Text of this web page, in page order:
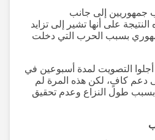
تصويت 4 نواب جمهوريين إلى جانب
على أنها تشير إلى تزايد
بسبب الحرب التي دخلت
التصويت لمدة أسبوعين في
كافٍ، لكن هذه المرة لم
طول النزاع وعدم تحقيق